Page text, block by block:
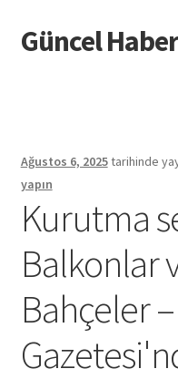
Dolaşıma
geç
İçeriğe
geç
Güncel Haber
Ağustos 6, 2025tarihinde
yapın
Kurutma
Balkonlar
Bahçeler